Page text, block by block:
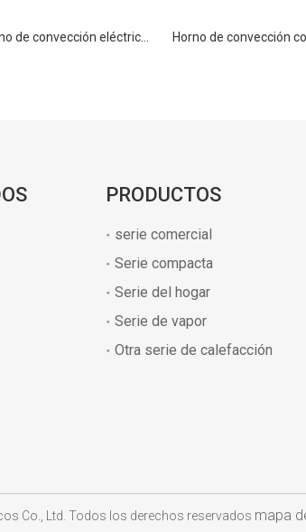
PRODUCTOS
serie comercial
Serie compacta
Serie del hogar
Serie de vapor
Otra serie de calefacción
Co., Ltd. Todos los derechos reservados mapa